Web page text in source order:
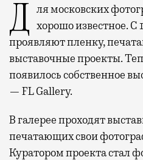
Для московских фотографов «Фотолаб» место хорошо известное. С
проявляют пленку,
выставочные проекты.
появилось собственное
— FL Gallery.
В галерее проходят
печатающих свои
Куратором проекта стал